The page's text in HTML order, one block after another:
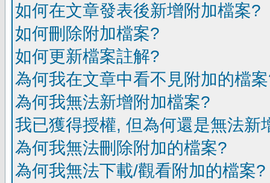
如何在文章發表後新增附加檔案?
如何刪除附加檔案?
如何更新檔案註解?
為何我在文章中看不見附加的檔
為何我無法新增附加檔案?
我已獲得授權, 但為何還是無法新
為何我無法刪除附加的檔案?
為何我無法下載/觀看附加的檔案?